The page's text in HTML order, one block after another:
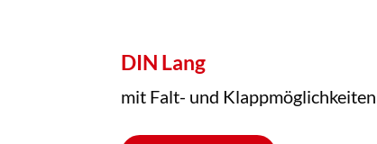
DIN Lang
mit Falt- und Klappmöglichkeiten